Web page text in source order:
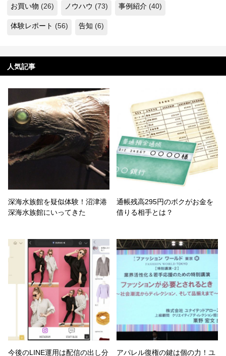
お買い物 (26) ノウハウ (73) 事例紹介 (40)
体験レポート (56) 告知 (6)
人気記事
深海水族館を疑似体験！沼津港
深海水族館にいってきた
通帳残高295円のボクがお金を
借りる相手とは？
今後のLINE運用は配信の出し分
アパレル復権の鍵は個の力！ユ